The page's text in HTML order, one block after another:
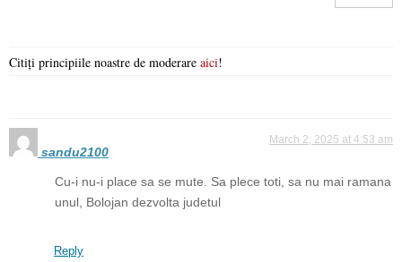
Citiți principiile noastre de moderare aici!
sandu2100
March 2, 2025 at 4:53 am
Cu-i nu-i place sa se mute. Sa plece toti, sa nu mai ramana
unul, Bolojan dezvolta judetul
Reply